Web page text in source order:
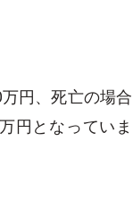
円、死亡の場合
円となっていま